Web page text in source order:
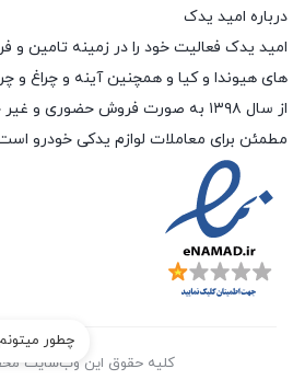
چطور
درباره امید یدک
امید یدک فعالیت خود را در زمینه تامین و
های هیوندا و کیا و همچنین آینه و چراغ و
از سال ۱۳۹۸ به صورت فروش حضوری
مطمئن برای معاملات لوازم یدکی خودرو
کلیه حقوق این وب‌سایت